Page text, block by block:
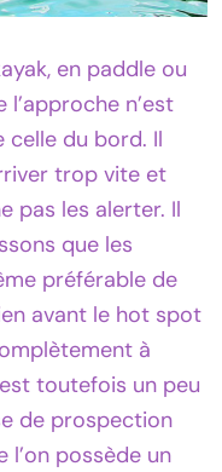
en paddle ou
n’est
du bord. Il
trop vite et
pas les alerter. Il
que les
préférable de
avant le hot spot
à
toutefois un peu
de prospection
possède un